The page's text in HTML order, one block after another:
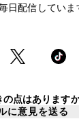
日配信していま
点はあります
に意見を送る